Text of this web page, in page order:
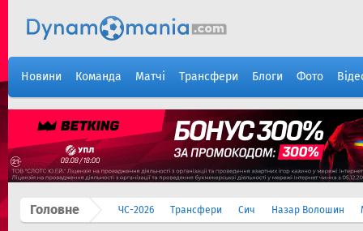
Новини Команда Матчі Трансфери Блоги Фото
Головне ЧС-2026 Трансфери Сич Назар Волошин